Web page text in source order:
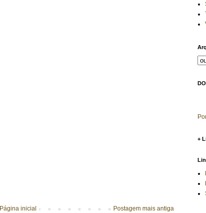
Postagem mais antiga
Página inicial
+